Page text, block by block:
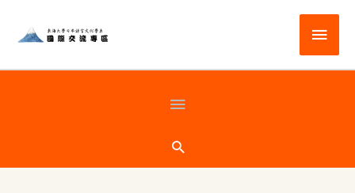
主
要
搜
尋